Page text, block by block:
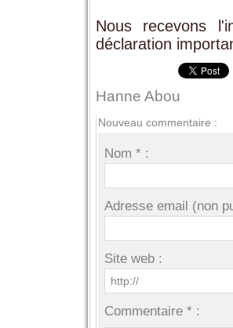
Nous recevons
déclaration
Hanne Abou
Nouveau commentaire :
Nom * :
Adresse email (non
Site web :
Commentaire * :